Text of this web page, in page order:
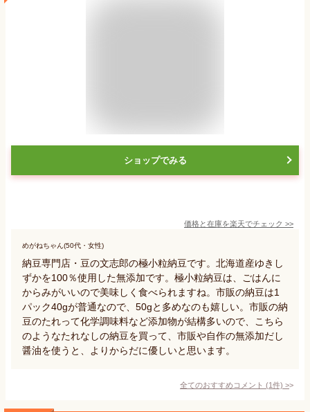
ショップでみる
価格と在庫を楽天でチェック >>
めがねちゃん(50代・女性)
納豆専門店・豆の文志郎の極小粒納豆です。北海道産ゆきし
ずかを100％使用した無添加です。極小粒納豆は、ごはんに
からみがいいので美味しく食べられますね。市販の納豆は1
パック40gが普通なので、50gと多めなのも嬉しい。市販の納
豆のたれって化学調味料など添加物が結構多いので、こちら
のようなたれなしの納豆を買って、市販や自作の無添加だし
醤油を使うと、よりからだに優しいと思います。
全てのおすすめコメント (1件) >